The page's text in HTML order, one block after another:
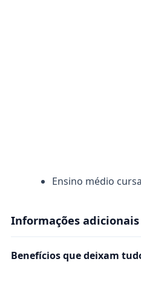
Ensino médio
Informações adicionais
Benefícios que deixam